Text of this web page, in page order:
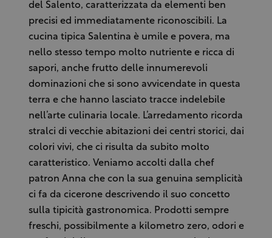
del Salento, caratterizzata da elementi ben
precisi ed immediatamente riconoscibili. La
cucina tipica Salentina è umile e povera, ma
nello stesso tempo molto nutriente e ricca di
sapori, anche frutto delle innumerevoli
dominazioni che si sono avvicendate in questa
terra e che hanno lasciato tracce indelebile
nell’arte culinaria locale. L’arredamento ricorda
stralci di vecchie abitazioni dei centri storici, dai
colori vivi, che ci risulta da subito molto
caratteristico. Veniamo accolti dalla chef
patron Anna che con la sua genuina semplicità
ci fa da cicerone descrivendo il suo concetto
sulla tipicità gastronomica. Prodotti sempre
freschi, possibilmente a kilometro zero, odori e